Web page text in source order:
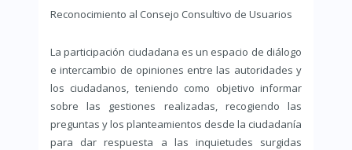
Reconocimiento al Consejo Consultivo de Usuarios
La participación ciudadana es un espacio de diálogo
e intercambio de opiniones entre las autoridades y
los ciudadanos, teniendo como objetivo informar
sobre las gestiones realizadas, recogiendo las
preguntas y los planteamientos desde la ciudadanía
para dar respuesta a las inquietudes surgidas